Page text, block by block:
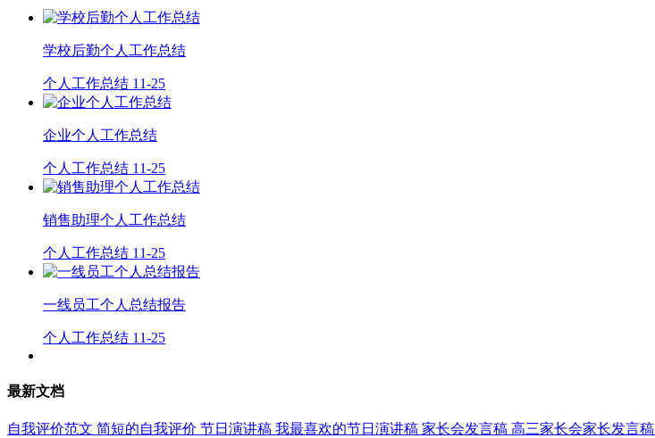
学校后勤个人工作总结
个人工作总结 11-25
企业个人工作总结
个人工作总结 11-25
销售助理个人工作总结
个人工作总结 11-25
一线员工个人总结报告
个人工作总结 11-25
最新文档
自我评价范文 简短的自我评价 节日演讲稿 我最喜欢的节日演讲稿 家长会发言稿 高三家长会家长发言稿